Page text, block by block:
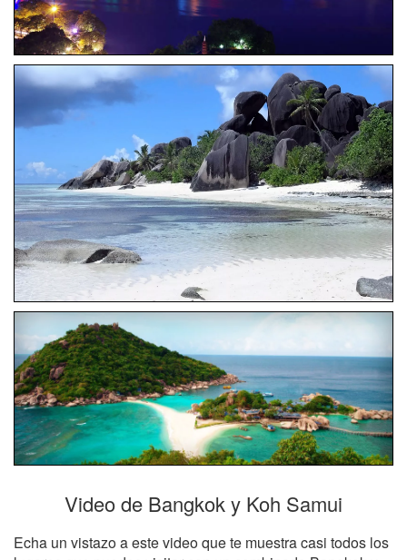
Video de Bangkok y Koh Samui
Echa un vistazo a este video que te muestra casi todos los